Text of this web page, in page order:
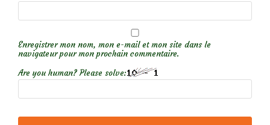
Enregistrer mon nom, mon e-mail et mon site dans le
navigateur pour mon prochain commentaire.
Are you human? Please solve: